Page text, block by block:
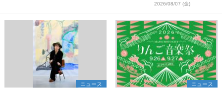
2026/08/07 (金)
ニュース ニュース